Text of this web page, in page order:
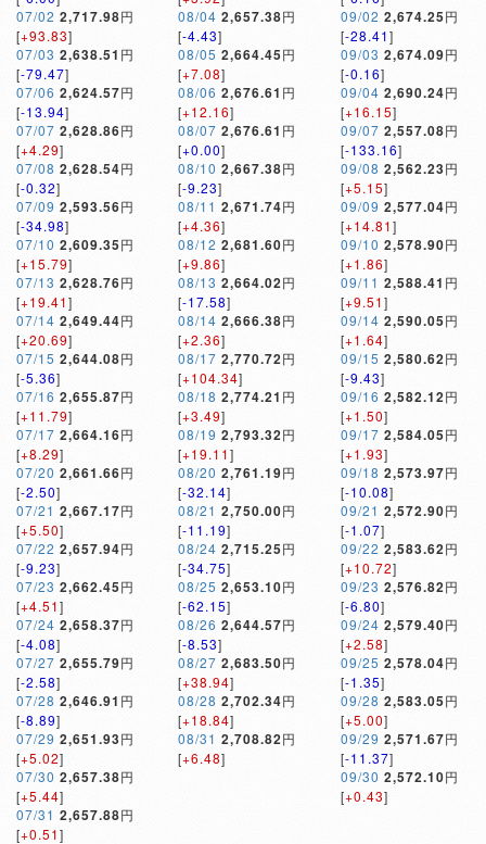
07/02 2,717.98円
[+93.83]
07/03 2,638.51 円
[-79.47]
07/06 2,624.57円
[-13.94]
07/07 2,628.86円
[+4.29]
07/08 2,628.54円
[-0.32]
07/09 2,593.56円
[-34.98]
07/10 2,609.35円
[+15.79]
07/13 2,628.76円
[+19.41]
07/14 2,649.44円
[+20.69]
07/15 2,644.08円
[-5.36]
07/16 2,655.87円
[+11.79]
07/17 2,664.16円
[+8.29]
07/20 2,661.66円
[-2.50]
07/21 2,667.17円
[+5.50]
07/22 2,657.94円
[-9.23]
07/23 2,662.45円
[+4.51]
07/24 2,658.37円
[-4.08]
07/27 2,655.79円
[-2.58]
07/28 2,646.91 円
[-8.89]
07/29 2,651.93円
[+5.02]
07/30 2,657.38円
[+5.44]
07/31 2,657.88円
[+0.51]
08/04 2,657.38円
[-4.43]
08/05 2,664.45円
[+7.08]
08/06 2,676.61 円
[+12.16]
08/07 2,676.61 円
[+0.00]
08/10 2,667.38円
[-9.23]
08/11 2,671.74円
[+4.36]
08/12 2,681.60円
[+9.86]
08/13 2,664.02円
[-17.58]
08/14 2,666.38円
[+2.36]
08/17 2,770.72円
[+104.34]
08/18 2,774.21 円
[+3.49]
08/19 2,793.32円
[+19.11]
08/20 2,761.19円
[-32.14]
08/21 2,750.00円
[-11.19]
08/24 2,715.25円
[-34.75]
08/25 2,653.10円
[-62.15]
08/26 2,644.57円
[-8.53]
08/27 2,683.50円
[+38.94]
08/28 2,702.34円
[+18.84]
08/31 2,708.82円
[+6.48]
09/02 2,674.25円
[-28.41]
09/03 2,674.09円
[-0.16]
09/04 2,690.24円
[+16.15]
09/07 2,557.08円
[-133.16]
09/08 2,562.23円
[+5.15]
09/09 2,577.04円
[+14.81]
09/10 2,578.90円
[+1.86]
09/11 2,588.41 円
[+9.51]
09/14 2,590.05円
[+1.64]
09/15 2,580.62円
[-9.43]
09/16 2,582.12円
[+1.50]
09/17 2,584.05円
[+1.93]
09/18 2,573.97円
[-10.08]
09/21 2,572.90円
[-1.07]
09/22 2,583.62円
[+10.72]
09/23 2,576.82円
[-6.80]
09/24 2,579.40円
[+2.58]
09/25 2,578.04円
[-1.35]
09/28 2,583.05円
[+5.00]
09/29 2,571.67円
[-11.37]
09/30 2,572.10円
[+0.43]